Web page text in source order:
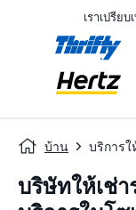
เราเปรีย
บ้าน บริการใ
บริษัทให้เช่า